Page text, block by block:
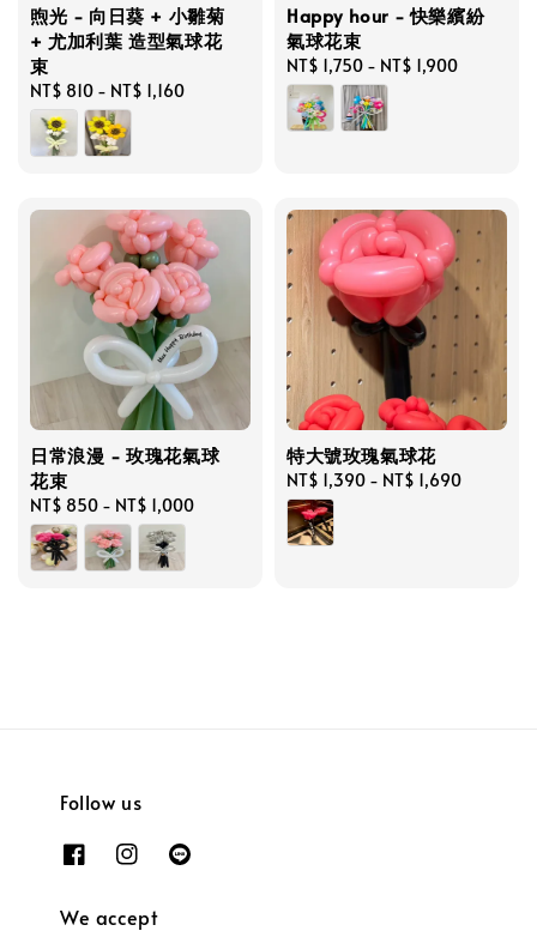
煦光 - 向日葵 + 小雛菊
+ 尤加利葉 造型氣球花
束
Regular
price
NT$ 810 - NT$ 1,160
Happy hour - 快樂繽紛
氣球花束
Regular
price
NT$ 1,750 - NT$ 1,900
日常浪漫 - 玫瑰花氣球
花束
Regular
price
NT$ 850 - NT$ 1,000
特大號玫瑰氣球花
Regular
price
NT$ 1,390 - NT$ 1,690
Follow us
We accept